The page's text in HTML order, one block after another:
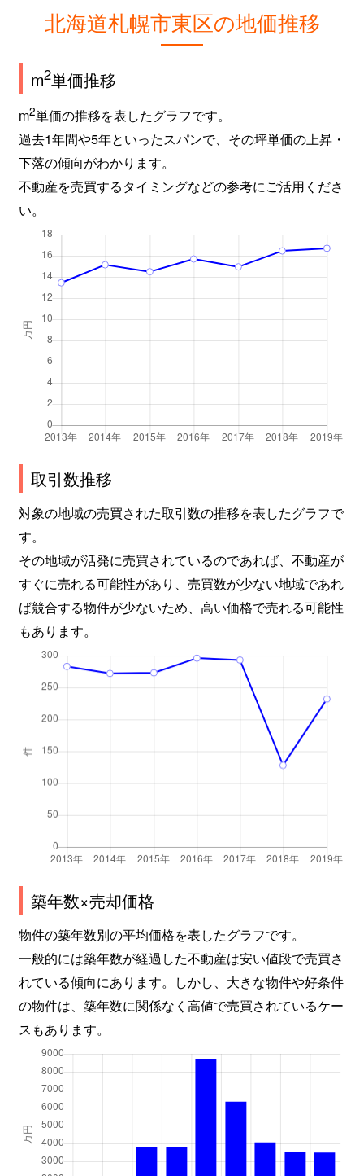
北海道札幌市東区の地価推移
m2単価推移
m2単価の推移を表したグラフです。
過去1年間や5年といったスパンで、その坪単価の上昇・
下落の傾向がわかります。
不動産を売買するタイミングなどの参考にご活用くださ
い。
取引数推移
対象の地域の売買された取引数の推移を表したグラフで
す。
その地域が活発に売買されているのであれば、不動産が
すぐに売れる可能性があり、売買数が少ない地域であれ
ば競合する物件が少ないため、高い価格で売れる可能性
もあります。
築年数×売却価格
物件の築年数別の平均価格を表したグラフです。
一般的には築年数が経過した不動産は安い値段で売買さ
れている傾向にあります。しかし、大きな物件や好条件
の物件は、築年数に関係なく高値で売買されているケー
スもあります。